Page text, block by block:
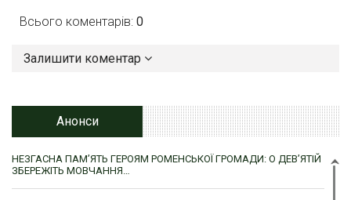
Всього коментарів: 0
Залишити коментар
Анонси
НЕЗГАСНА ПАМ’ЯТЬ ГЕРОЯМ РОМЕНСЬКОЇ ГРОМАДИ: О ДЕВ’ЯТІЙ
ЗБЕРЕЖІТЬ МОВЧАННЯ…